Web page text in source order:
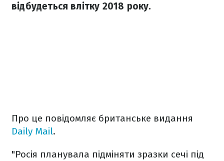
відбудеться влітку 2018 року.
Про це повідомляє британське видання
Daily Mail.
"Росія планувала підміняти зразки сечі під